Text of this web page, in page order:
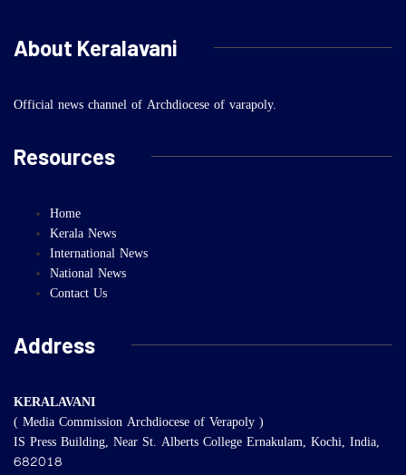
About Keralavani
Official news channel of Archdiocese of varapoly.
Resources
Home
Kerala News
International News
National News
Contact Us
Address
KERALAVANI
( Media Commission Archdiocese of Verapoly )
IS Press Building, Near St. Alberts College Ernakulam, Kochi, India,
682018